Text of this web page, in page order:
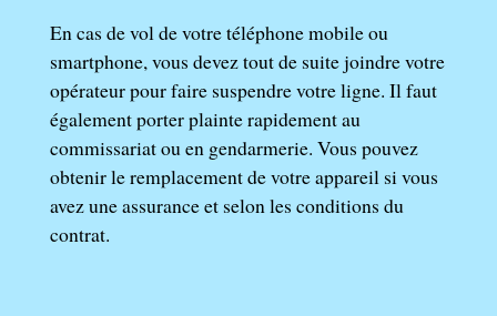
En cas de vol de votre téléphone mobile ou
smartphone, vous devez tout de suite joindre votre
opérateur pour faire suspendre votre ligne. Il faut
également porter plainte rapidement au
commissariat ou en gendarmerie. Vous pouvez
obtenir le remplacement de votre appareil si vous
avez une assurance et selon les conditions du
contrat.